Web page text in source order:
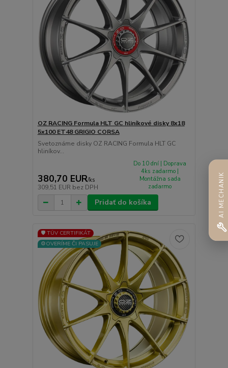
OZ RACING Formula HLT GC hliníkové disky 8x18
5x100 ET48 GRIGIO CORSA
Svetoznáme disky OZ RACING Formula HLT GC
hliníkov...
380,70 EUR/ks
309,51 EUR bez DPH
Do 10 dní | Doprava
4ks zadarmo |
Montážna sada
zadarmo
Pridať do košíka
🛡️ TÜV CERTIFIKÁT
⚙️OVERÍME ČI PASUJE
AI MECHANIK